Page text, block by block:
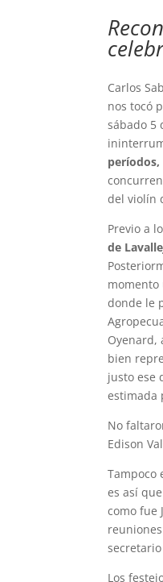
Carlos
nos tocó
sábado 5
del violín
Previo a
de
donde le
Oyenard,
bien
justo ese
estimada
No
Edison
Tampoco
es así
como fue
Los